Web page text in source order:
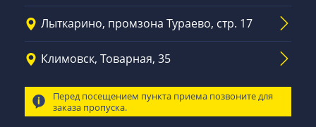
Лыткарино, промзона Тураево, стр. 17
Климовск, Товарная, 35
Перед посещением пункта приема позвоните для
заказа пропуска.